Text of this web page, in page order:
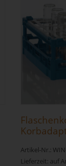
mm
Artikel-Nr.:
Lieferzeit: auf